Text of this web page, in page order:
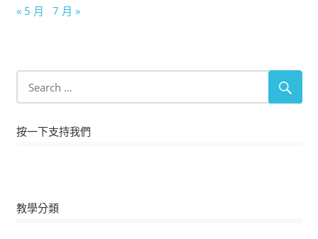
« 5 月 7 月 »
按一下支持我們
教學分類